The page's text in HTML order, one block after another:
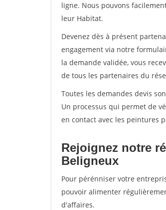
ligne. Nous pouvons
leur Habitat.
Devenez dès à présent
engagement via notre
la demande validée, vous
de tous les partenaires du
Toutes les demandes devis
Un processus qui permet de
en contact avec les peintures
Rejoignez notre
Beligneux
Pour pérénniser votre
pouvoir alimenter
d'affaires.